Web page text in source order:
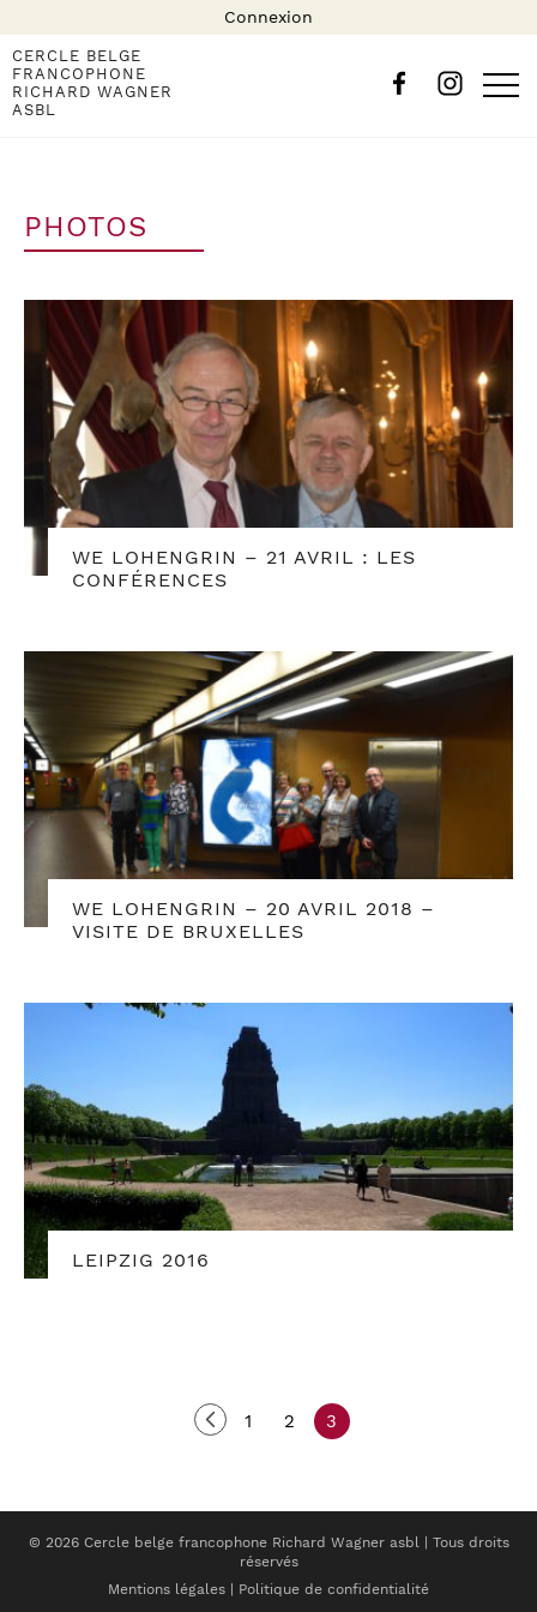
Connexion
CERCLE BELGE
FRANCOPHONE
RICHARD WAGNER
ASBL
PHOTOS
WE LOHENGRIN – 21 AVRIL : LES
CONFÉRENCES
WE LOHENGRIN – 20 AVRIL 2018 –
VISITE DE BRUXELLES
LEIPZIG 2016
1 2 3
© 2026 Cercle belge francophone Richard Wagner asbl | Tous droits
réservés
Mentions légales
Politique de confidentialité